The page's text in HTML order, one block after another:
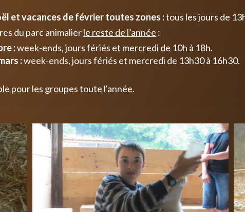
et vacances de février toutes zones :tous les jours de
du parc animalierle reste de l’année :
:week-ends, jours fériés et mercredi de 10h à 18h.
:week-ends, jours fériés et mercredi de 13h30 à 16h30.
pour les groupes toute l'année.